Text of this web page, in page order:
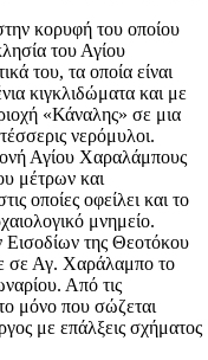
κορυφή του οποίου
του Αγίου
του, τα οποία είναι
κιγκλιδώματα και με
«Κάναλης» σε μια
νερόμυλοι.
Αγίου Χαραλάμπους
μέτρων και
οποίες οφείλει και το
μνημείο.
Εισοδίων της Θεοτόκου
σε Αγ. Χαράλαμπο το
Από τις
μόνο που σώζεται
με επάλξεις σχήματος